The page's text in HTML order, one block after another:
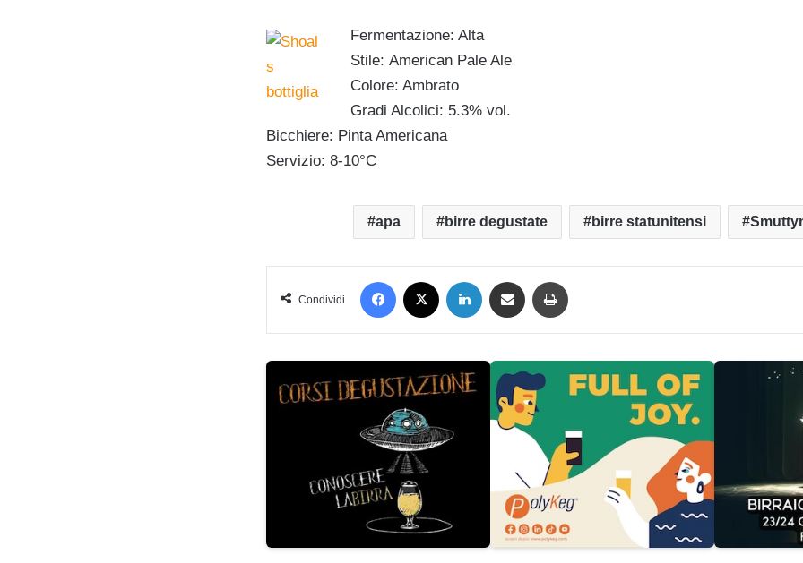
Fermentazione: Alta
Stile: American Pale Ale
Colore: Ambrato
Gradi Alcolici: 5.3% vol.
Bicchiere: Pinta Americana
Servizio: 8-10°C
apa birre degustate birre statunitensi
Condividi
Facebook LinkedIn Condividi via mail